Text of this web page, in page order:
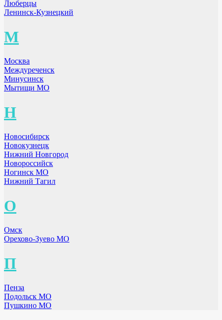
Люберцы
Ленинск-Кузнецкий
М
Москва
Междуреченск
Минусинск
Мытищи МО
Н
Новосибирск
Новокузнецк
Нижний Новгород
Новороссийск
Ногинск МО
Нижний Тагил
О
Омск
Орехово-Зуево МО
П
Пенза
Подольск МО
Пушкино МО